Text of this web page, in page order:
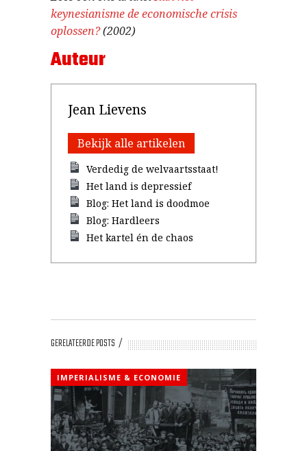
keynesianisme de economische crisis
oplossen?(2002)
Auteur
Jean Lievens
Bekijk alle artikelen
Verdedig de welvaartsstaat!
Het land is depressief
Blog: Het land is doodmoe
Blog: Hardleers
Het kartel én de chaos
GERELATEERDE POSTS
IMPERIALISME & ECONOMIE